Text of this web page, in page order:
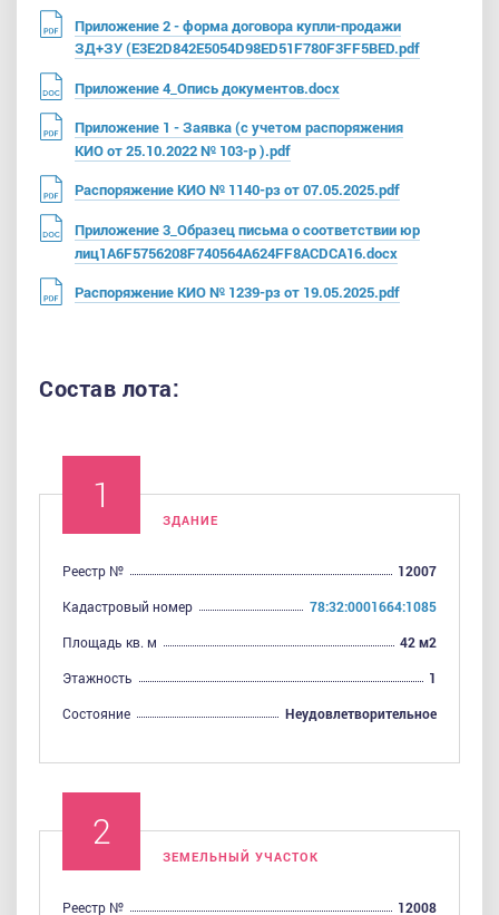
Приложение 2 - форма договора купли-продажи
ЗД+ЗУ (E3E2D842E5054D98ED51F780F3FF5BED.pdf
Приложение 4_Опись документов.docx
Приложение 1 - Заявка (с учетом распоряжения
КИО от 25.10.2022 № 103-р ).pdf
Распоряжение КИО № 1140-рз от 07.05.2025.pdf
Приложение 3_Образец письма о соответствии юр
лиц1A6F5756208F740564A624FF8ACDCA16.docx
Распоряжение КИО № 1239-рз от 19.05.2025.pdf
Состав лота:
ЗДАНИЕ
Реестр №
12007
Кадастровый номер
78:32:0001664:1085
Площадь кв. м
42 м2
Этажность
1
Cостояние
Неудовлетворительное
ЗЕМЕЛЬНЫЙ УЧАСТОК
Реестр № 12008